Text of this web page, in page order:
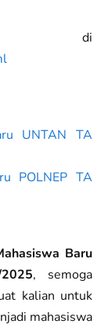
di
UNTAN TA
POLNEP TA
Baru
, semoga
kalian untuk
mahasiswa